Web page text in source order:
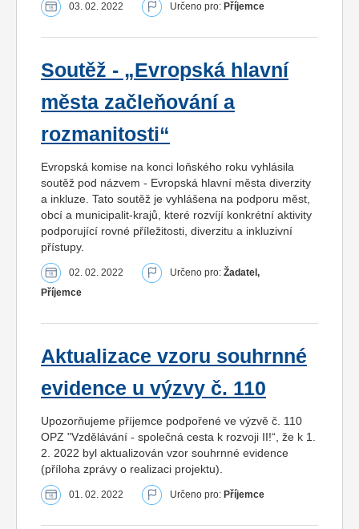
03. 02. 2022 Určeno pro: Příjemce
Soutěž - „Evropská hlavní
města začleňování a
rozmanitosti“
Evropská komise na konci loňského roku vyhlásila
soutěž pod názvem - Evropská hlavní města diverzity
a inkluze. Tato soutěž je vyhlášena na podporu měst,
obcí a municipalit-krajů, které rozvíjí konkrétní aktivity
podporující rovné příležitosti, diverzitu a inkluzivní
přístupy.
02. 02. 2022 Určeno pro: Žadatel,
Příjemce
Aktualizace vzoru souhrnné
evidence u výzvy č. 110
Upozorňujeme příjemce podpořené ve výzvě č. 110
OPZ "Vzdělávání - společná cesta k rozvoji II!“, že k 1.
2. 2022 byl aktualizován vzor souhrnné evidence
(příloha zprávy o realizaci projektu).
01. 02. 2022 Určeno pro: Příjemce